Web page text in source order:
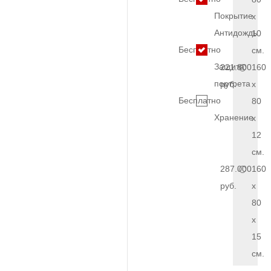
Покрытие
Антидождь
Бесплатно
Защита
портрета
Бесплатно
Хранение
x
10
см.
221.800
руб.
160
x
80
x
12
см.
287.000
руб.
160
x
80
x
15
см.